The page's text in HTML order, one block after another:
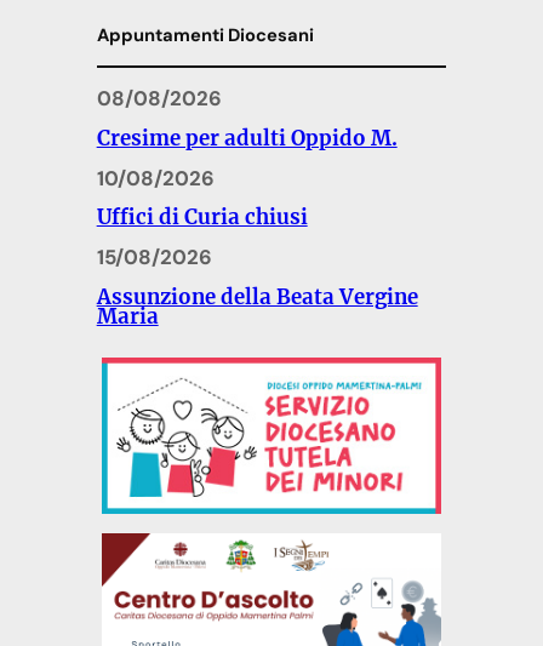
Appuntamenti Diocesani
08/08/2026
Cresime per adulti Oppido M.
10/08/2026
Uffici di Curia chiusi
15/08/2026
Assunzione della Beata Vergine
Maria